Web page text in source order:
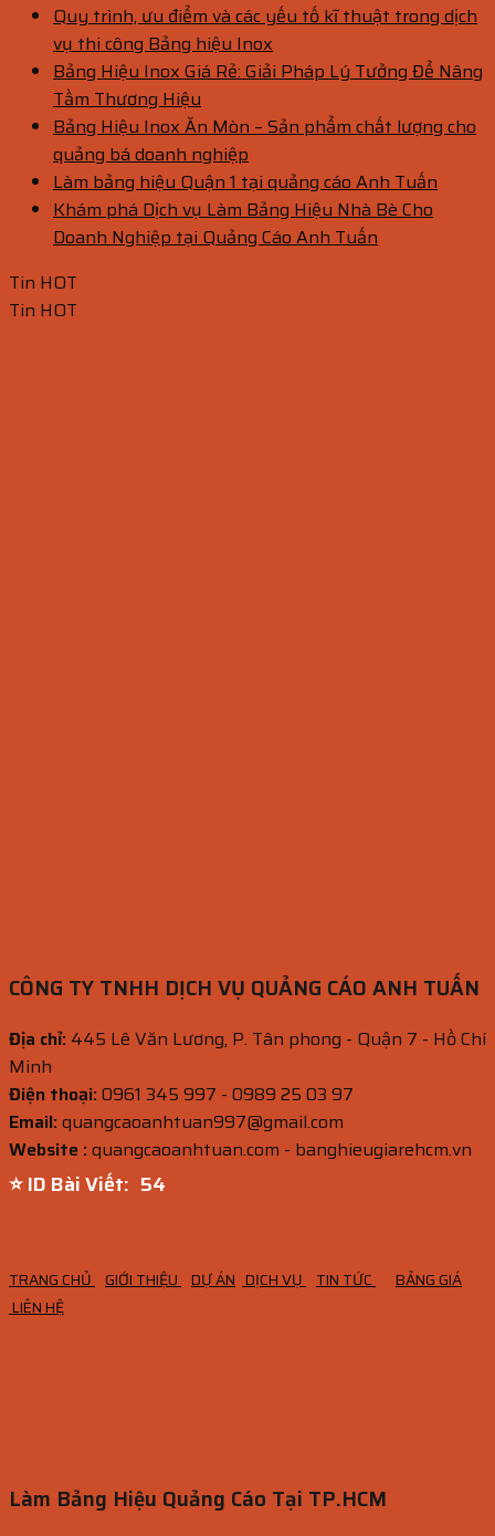
Quy trình, ưu điểm và các yếu tố kĩ thuật trong dịch
vụ thi công Bảng hiệu Inox
Bảng Hiệu Inox Giá Rẻ: Giải Pháp Lý Tưởng Để Nâng
Tầm Thương Hiệu
Bảng Hiệu Inox Ăn Mòn – Sản phẩm chất lượng cho
quảng bá doanh nghiệp
Làm bảng hiệu Quận 1 tại quảng cáo Anh Tuấn
Khám phá Dịch vụ Làm Bảng Hiệu Nhà Bè Cho
Doanh Nghiệp tại Quảng Cáo Anh Tuấn
Tin HOT
Tin HOT
CÔNG TY TNHH DỊCH VỤ QUẢNG CÁO ANH TUẤN
Địa chỉ: 445 Lê Văn Lương, P. Tân phong - Quận 7 - Hồ Chí
Minh
Điện thoại:0961 345 997 - 0989 25 03 97
Email:quangcaoanhtuan997@gmail.com
Website :quangcaoanhtuan.com - banghieugiarehcm.vn
⭐ ID Bài Viết: 53
TRANG CHỦ GIỚI THIỆU DỰ ÁN DỊCH VỤ TIN TỨC
BẢNG GIÁ
LIÊN HỆ
Làm Bảng Hiệu Quảng Cáo Tại TP.HCM